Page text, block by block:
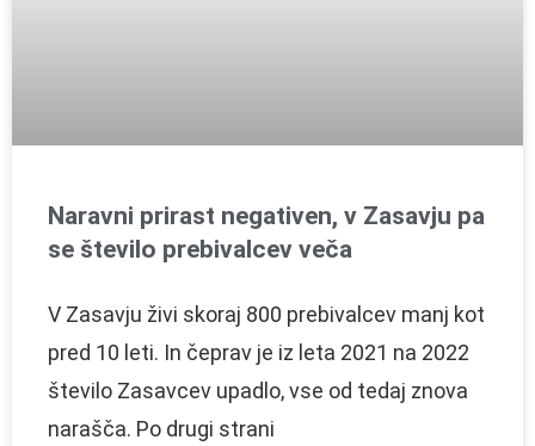
Naravni prirast negativen, v Zasavju pa
se število prebivalcev veča
V Zasavju živi skoraj 800 prebivalcev manj kot
pred 10 leti. In čeprav je iz leta 2021 na 2022
število Zasavcev upadlo, vse od tedaj znova
narašča. Po drugi strani